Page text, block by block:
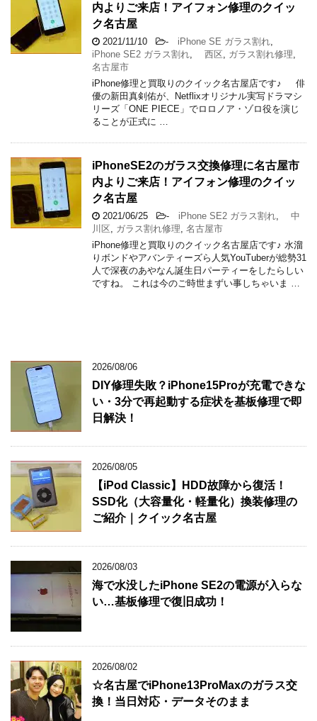
内よりご来店！アイフォン修理のクイッ
ク名古屋
2021/11/10 - iPhone SE ガラス割れ
iPhone SE2 ガラス割れ
西区 ガラス割れ修理
名古屋市
iPhone修理と買取りのクイック名古屋店です♪ 俳
優の新田真剣佑が、Netflixオリジナル実写ドラマシ
リーズ「ONE PIECE」でロロノア・ゾロ役を演じ
ることが正式に …
iPhoneSE2のガラス交換修理に名古屋市
内よりご来店！アイフォン修理のクイッ
ク名古屋
2021/06/25 - iPhone SE2 ガラス割れ
中
川区
ガラス割れ修理 名古屋市
iPhone修理と買取りのクイック名古屋店です♪ 水溜
りボンドやアバンティーズら人気YouTuberが総勢31
人で深夜のあやなん誕生日パーティーをしたらしい
ですね。 これは今のご時世まずい事しちゃいま …
2026/08/06
DIY修理失敗？iPhone15Proが充電できな
い・3分で再起動する症状を基板修理で即
日解決！
2026/08/05
【iPod Classic】HDD故障から復活！
SSD化（大容量化・軽量化）換装修理の
ご紹介｜クイック名古屋
2026/08/03
海で水没したiPhone SE2の電源が入らな
い…基板修理で復旧成功！
2026/08/02
☆名古屋でiPhone13ProMaxのガラス交
換！当日対応・データそのまま